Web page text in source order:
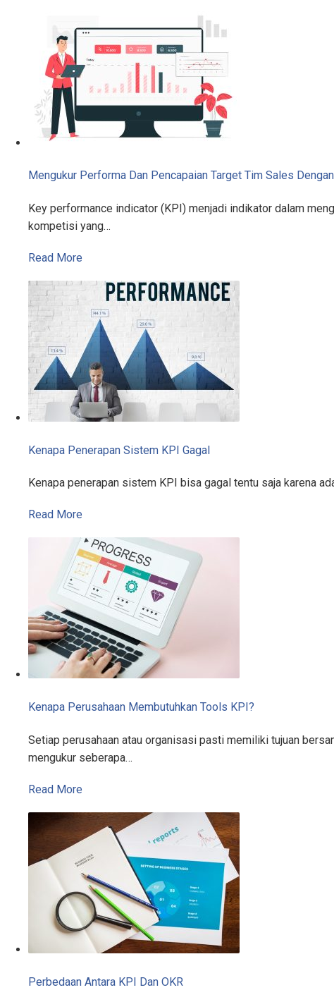
Mengukur Performa Dan Pencapaian Target Tim Sales Dengan
Key performance indicator (KPI) menjadi indikator dalam
kompetisi yang…
Read More
Kenapa Penerapan Sistem KPI Gagal
Kenapa penerapan sistem KPI bisa gagal tentu saja karena
Read More
Kenapa Perusahaan Membutuhkan Tools KPI?
Setiap perusahaan atau organisasi pasti memiliki tujuan
mengukur seberapa…
Read More
Perbedaan Antara KPI Dan OKR